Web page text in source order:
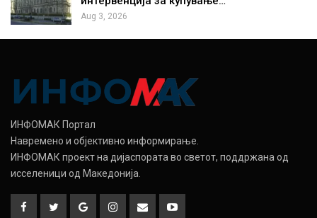
Aug 3, 2026
ИНФОМАК Портал
Навремено и објективно информирање.
ИНФОМАК проект на дијаспората во светот, поддржана од
исселеници од Македонија.